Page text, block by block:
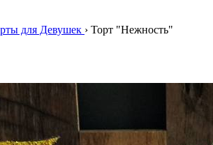
для Девушек › Торт "Нежность"